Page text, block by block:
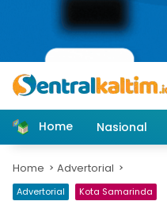
Home Nasional
Home Advertorial
Advertorial Kota Samarinda